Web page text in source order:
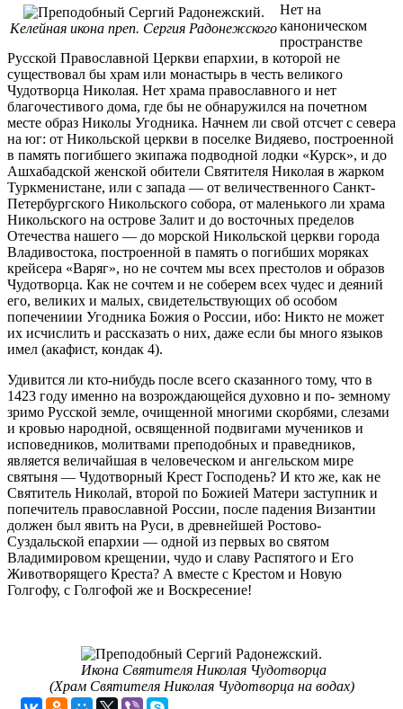
Келейная икона преп. Сергия Радонежского
Нет на
каноническом
пространстве
Русской Православной Церкви епархии, в которой не
существовал бы храм или монастырь в честь великого
Чудотворца Николая. Нет храма православного и нет
благочестивого дома, где бы не обнаружился на почетном
месте образ Николы Угодника. Начнем ли свой отсчет с севера
на юг: от Никольской церкви в поселке Видяево, построенной
в память погибшего экипажа подводной лодки «Курск», и до
Ашхабадской женской обители Святителя Николая в жарком
Туркменистане, или с запада — от величественного Санкт-
Петербургского Никольского собора, от маленького ли храма
Никольского на острове Залит и до восточных пределов
Отечества нашего — до морской Никольской церкви города
Владивостока, построенной в память о погибших моряках
крейсера «Варяг», но не сочтем мы всех престолов и образов
Чудотворца. Как не сочтем и не соберем всех чудес и деяний
его, великих и малых, свидетельствующих об особом
попечениии Угодника Божия о России, ибо: Никто не может
их исчислить и рассказать о них, даже если бы много языков
имел (акафист, кондак 4).
Удивится ли кто-нибудь после всего сказанного тому, что в
1423 году именно на возрождающейся духовно и по- земному
зримо Русской земле, очищенной многими скорбями, слезами
и кровью народной, освященной подвигами мучеников и
исповедников, молитвами препо­добных и праведников,
является величайшая в человеческом и ангельском мире
святыня — Чудотворный Крест Господень? И кто же, как не
Святитель Николай, второй по Божией Матери заступник и
попечитель православной России, после падения Византии
должен был явить на Руси, в древнейшей Ростово-
Суздальской епархии — одной из первых во святом
Владимировом крещении, чудо и славу Распятого и Его
Животворящего Креста? А вместе с Крестом и Новую
Голгофу, с Голгофой же и Воскресение!
Икона Святителя Николая Чудотворца
(Храм Святителя Николая Чудотворца на водах)